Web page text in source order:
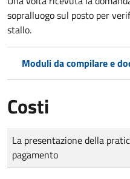
sopralluogo sul posto per
stallo.
Moduli da compilare e
Costi
Tipo di pagamento
Importo
La presentazione della
pagamento